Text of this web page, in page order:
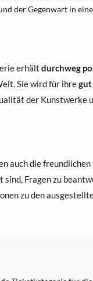
der Gegenwart in
erhält durchweg
Sie wird für ihre
der Kunstwerke
auch die freundlichen
sind, Fragen zu
zu den